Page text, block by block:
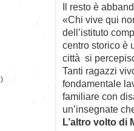
Il resto è
«Chi vive qui
dell’istituto
centro storico è
città si
Tanti ragazzi
fondamentale
familiare con
un’insegnate
L’altro volto di